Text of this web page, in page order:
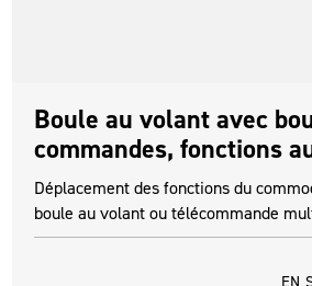
Boule au volant avec
commandes, fonctions
Déplacement des fonctions du
boule au volant ou télécommande
EN